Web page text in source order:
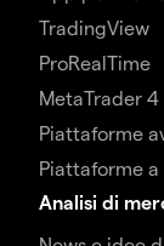
TradingView
ProRealTime
MetaTrader 4
Piattaforme
Piattaforme
Analisi di